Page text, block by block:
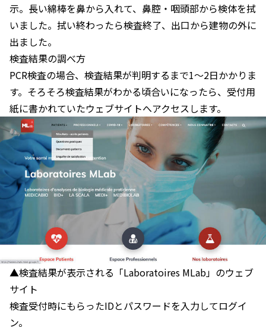
示。長い綿棒を鼻から入れて、鼻腔・咽頭部から検体を拭
いました。拭い終わったら検査終了、出口から建物の外に
出ました。
検査結果の調べ方
PCR検査の場合、検査結果が判明するまで1～2日かかりま
す。そろそろ検査結果がわかる頃合いになったら、受付用
紙に書かれていたウェブサイトへアクセスします。
▲検査結果が表示される「Laboratoires MLab」のウェブ
サイト
検査受付時にもらったIDとパスワードを入力してログイ
ン。